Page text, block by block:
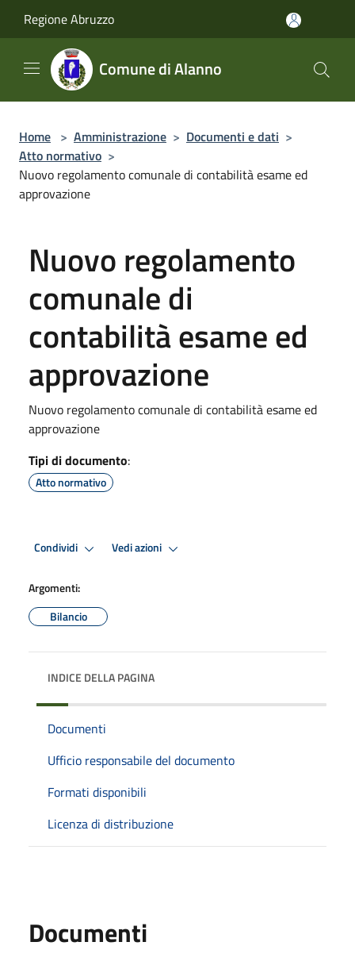
Regione Abruzzo
Comune di Alanno
Home > Amministrazione > Documenti e dati >
Atto normativo >
Nuovo regolamento comunale di contabilità esame ed
approvazione
Nuovo regolamento
comunale di
contabilità esame ed
approvazione
Nuovo regolamento comunale di contabilità esame ed
approvazione
Tipi di documento:
Atto normativo
Condividi Vedi azioni
Argomenti:
Bilancio
INDICE DELLA PAGINA
Documenti
Ufficio responsabile del documento
Formati disponibili
Licenza di distribuzione
Documenti